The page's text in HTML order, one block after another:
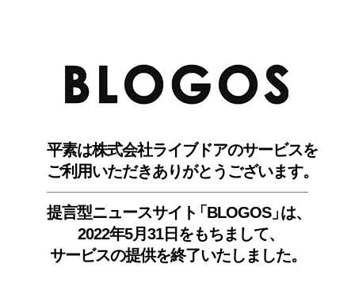
平素は株式会社ライブドアのサービスを
ご利用いただきありがとうございます。
提言型ニュースサイ ト「BLOGOS」は、
2022年5月31日をもちまして、
サービスの提供を終了いたしました。